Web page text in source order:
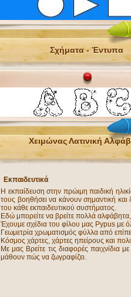
Σχήματα - Έντυπα
Χειμώνας Λατινική
Εκπαιδευτικά
Η εκπαίδευση στην πρώιμη παιδική
τους βοηθήσει να κάνουν σημαντική
του κάθε εκπαιδευτικού συστήματος.
Εδώ μπορείτε να βρείτε πολλά
Έχουμε σχέδια του φίλου μας Pypus με
Γεωμετρία χρωματισμός φύλλα από
Κόσμος χάρτες, χάρτες ηπείρους και
Με μας Βρείτε τις διαφορές παιχνίδια
μάθουν πώς να ζωγραφίζει.